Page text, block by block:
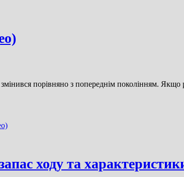
порівняно з попереднім поколінням.
ходу та